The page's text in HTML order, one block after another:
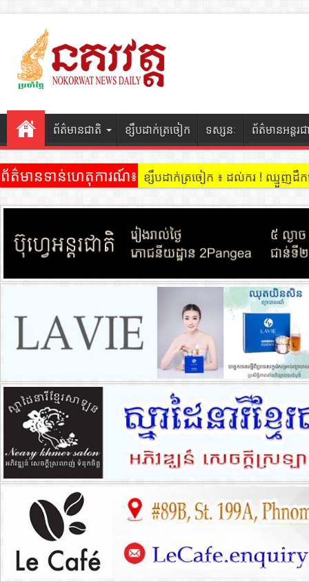
ព័ត៌មានជាតិ ខ្សឹបដាក់ត្រចៀក ទស្សនៈ ព័ត៌មានអន្តរជ
ព័ត៌មានទាន់ហេតុការណ៍៖ ខ្សឹបដាក់ត្រចៀក ៖ ដល់ករ ! ឈ្មួញដឹក